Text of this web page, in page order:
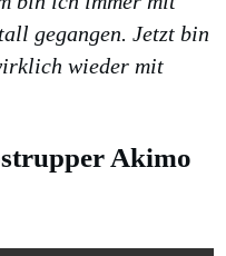
gegangen. Jetzt bin
wieder mit
Akimo